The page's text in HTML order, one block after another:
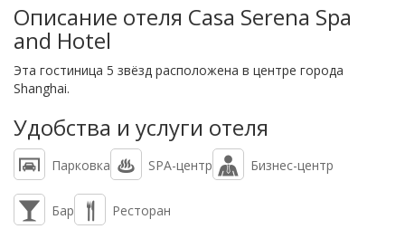
Описание отеля Casa Serena Spa
and Hotel
Эта гостиница 5 звёзд расположена в центре города
Shanghai.
Удобства и услуги отеля
Парковка SPA-центр Бизнес-центр
Бар Ресторан